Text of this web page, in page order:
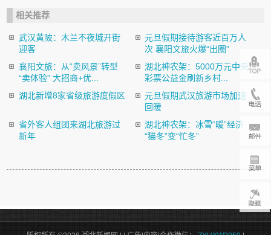
相关推荐
武汉黄陂：木兰不夜城开街
迎客
元旦假期接待游客近百万人
次 襄阳文旅火爆“出圈”
襄阳文旅：从“卖风景”转型
“卖体验” 大招商+优...
湖北神农架：5000万元中央
彩票公益金刷新乡村...
湖北新增8家省级旅游度假区
元旦假期武汉旅游市场加速
回暖
省外客人组团来湖北旅游过
新年
湖北神农架：冰雪“暖”经济
“猫冬”变“忙冬”